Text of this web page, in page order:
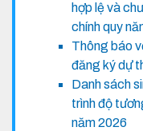
hợp lệ và
chính quy
Thông báo
đăng ký dự
Danh sách
trình độ
năm 2026